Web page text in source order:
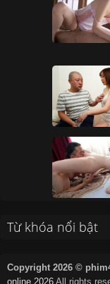
Từ khóa nổi bật
Copyright 2026 ©
online 2026 All rights